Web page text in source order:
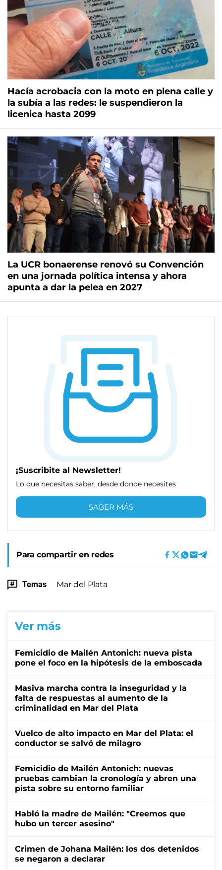
Hacía acrobacia con la moto en plena calle y
la subía a las redes: le suspendieron la
licenica hasta 2099
La UCR bonaerense renovó su Convención
en una jornada política intensa y ahora
apunta a dar la pelea en 2027
¡Suscribite al Newsletter!
Lo que necesitas saber, desde donde necesites
SABER MÁS
Para compartir en redes
Temas Mar del Plata
Ver más
Femicidio de Mailén Antonich: nueva pista
pone el foco en la hipótesis de la emboscada
Masiva marcha contra la inseguridad y la
falta de respuestas al aumento de la
criminalidad en Mar del Plata
Vuelco de alto impacto en Mar del Plata: el
conductor se salvó de milagro
Femicidio de Mailén Antonich: nuevas
pruebas cambian la cronología y abren una
pista sobre su entorno familiar
Habló la madre de Mailén: "Creemos que
hubo un tercer asesino"
Crimen de Johana Mailén: los dos detenidos
se negaron a declarar